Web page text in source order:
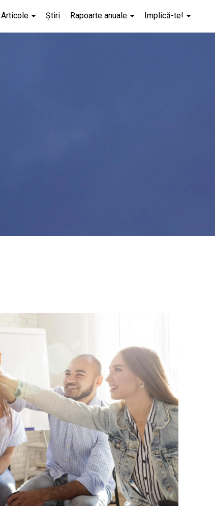
Articole Știri Rapoarte anuale Implică-te!